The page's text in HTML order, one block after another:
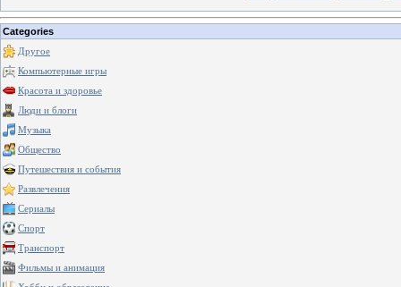
Categories
Другое
Компьютерные игры
Красота и здоровье
Люди и блоги
Музыка
Общество
Путешествия и события
Развлечения
Сериалы
Спорт
Транспорт
Фильмы и анимация